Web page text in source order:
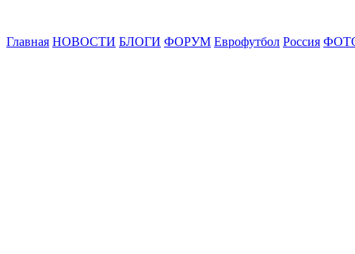
Главная НОВОСТИ БЛОГИ ФОРУМ Еврофутбол Россия